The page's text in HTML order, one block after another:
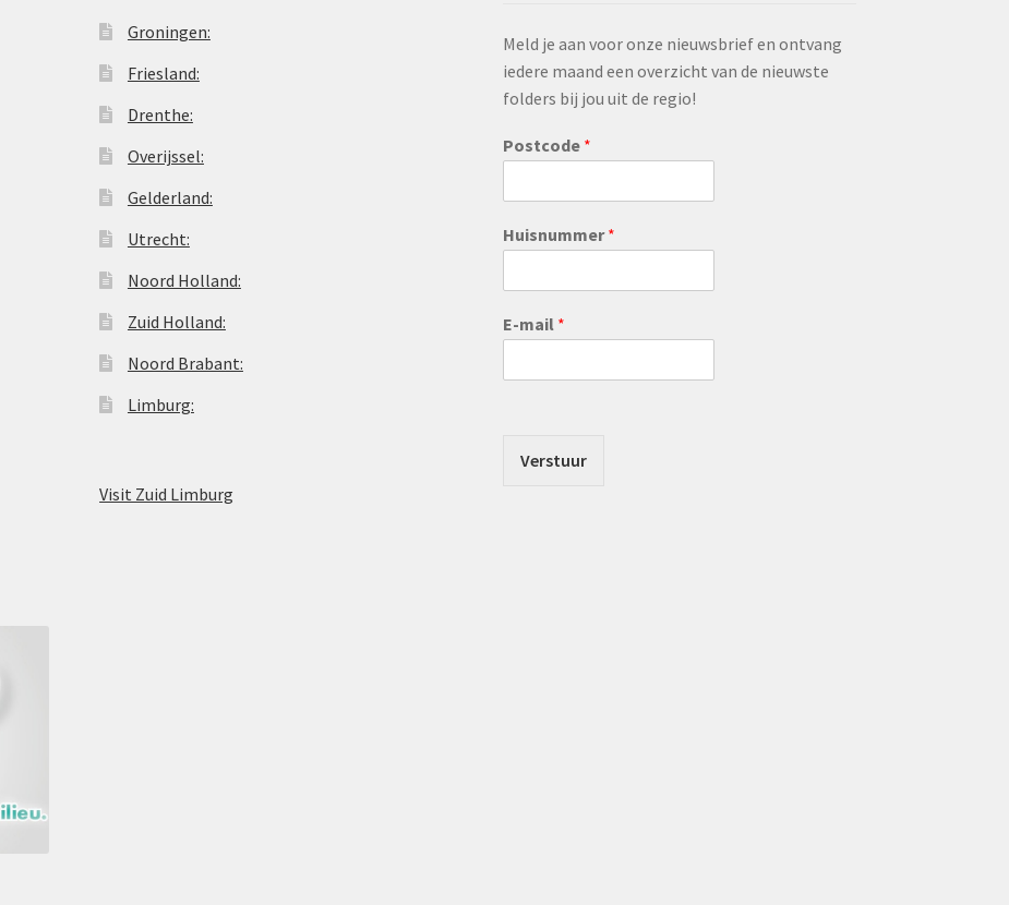
Groningen:
Friesland:
Drenthe:
Overijssel:
Gelderland:
Utrecht:
Noord Holland:
Zuid Holland:
Noord Brabant:
Limburg:
Visit Zuid Limburg
Meld je aan voor onze nieuwsbrief en ontvang
iedere maand een overzicht van de nieuwste
folders bij jou uit de regio!
Postcode *
Huisnummer*
E-mail *
Verstuur